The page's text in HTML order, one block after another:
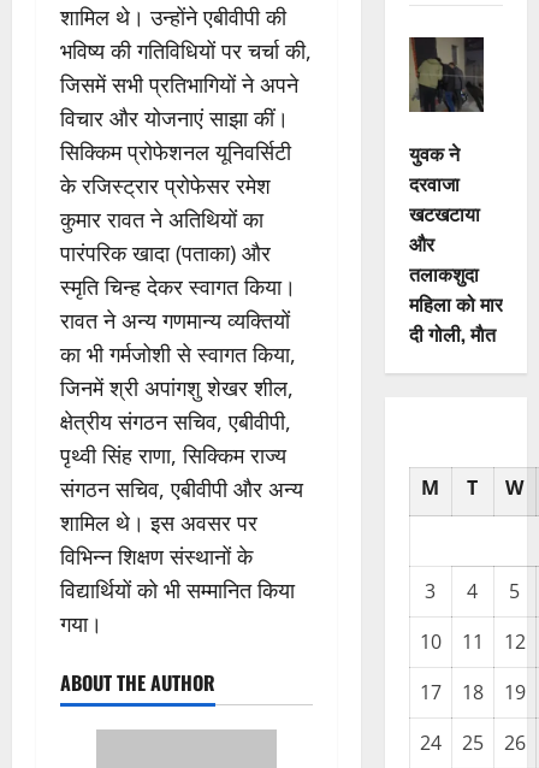
शामिल थे। उन्होंने एबीवीपी की
भविष्य की गतिविधियों पर चर्चा की,
जिसमें सभी प्रतिभागियों ने अपने
विचार और योजनाएं साझा कीं।
सिक्किम प्रोफेशनल यूनिवर्सिटी
के रजिस्ट्रार प्रोफेसर रमेश
कुमार रावत ने अतिथियों का
पारंपरिक खादा (पताका) और
स्मृति चिन्ह देकर स्वागत किया।
रावत ने अन्य गणमान्य व्यक्तियों
का भी गर्मजोशी से स्वागत किया,
जिनमें श्री अपांगशु शेखर शील,
क्षेत्रीय संगठन सचिव, एबीवीपी,
पृथ्वी सिंह राणा, सिक्किम राज्य
संगठन सचिव, एबीवीपी और अन्य
शामिल थे। इस अवसर पर
विभिन्न शिक्षण संस्थानों के
विद्यार्थियों को भी सम्मानित किया
गया।
ABOUT THE AUTHOR
युवक ने
दरवाजा
खटखटाया
और
तलाकशुदा
महिला को मार
दी गोली, माैत
M T W
3 4
5
10
11
12
17
18
19
24
25
26